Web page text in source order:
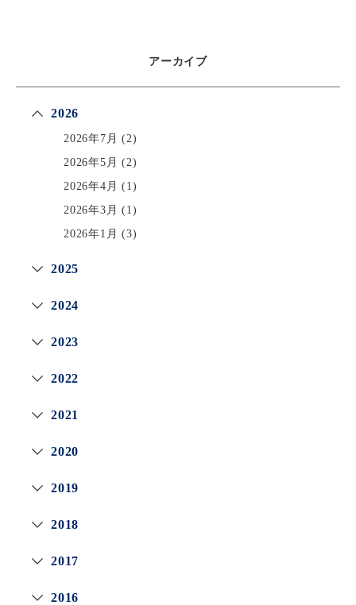
アーカイブ
2026
2026年7月 (2)
2026年5月 (2)
2026年4月 (1)
2026年3月 (1)
2026年1月 (3)
2025
2024
2023
2022
2021
2020
2019
2018
2017
2016